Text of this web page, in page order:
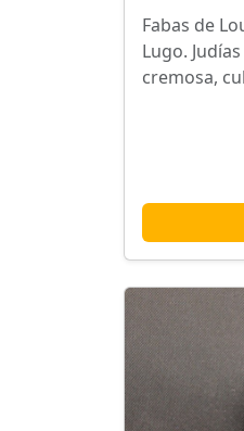
Fabas de
Lugo.
cremosa,